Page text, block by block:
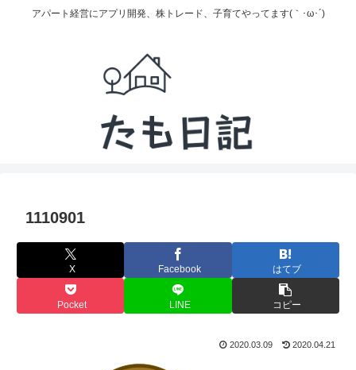
アパート経営にアプリ開発、株トレード、子育てやってます(｀･ω･´)
1110901
X Facebook はてブ
Pocket LINE コピー
2020.03.09 2020.04.21